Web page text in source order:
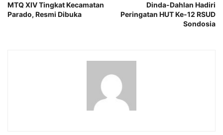
MTQ XIV Tingkat Kecamatan
Parado, Resmi Dibuka
Dinda-Dahlan Hadiri
Peringatan HUT Ke-12 RSUD
Sondosia